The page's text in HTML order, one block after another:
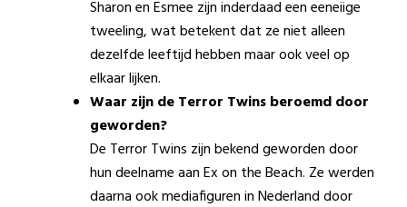
Sharon en Esmee zijn inderdaad een eeneiige
tweeling, wat betekent dat ze niet alleen
dezelfde leeftijd hebben maar ook veel op
elkaar lijken.
Waar zijn de Terror Twins beroemd door
geworden?
De Terror Twins zijn bekend geworden door
hun deelname aan Ex on the Beach. Ze werden
daarna ook mediafiguren in Nederland door